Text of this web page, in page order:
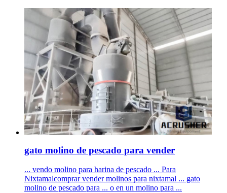
gato molino de pescado para vender
... vendo molino para harina de pescado ... Para
Nixtamalcomprar vender molinos para nixtamal ... gato
molino de pescado para ... o en un molino para ...